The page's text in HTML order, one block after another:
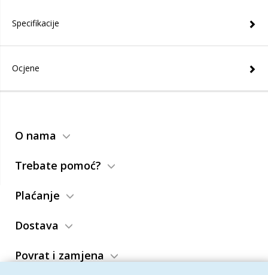
Specifikacije
Ocjene
O nama
Trebate pomoć?
Plaćanje
Dostava
Povrat i zamjena